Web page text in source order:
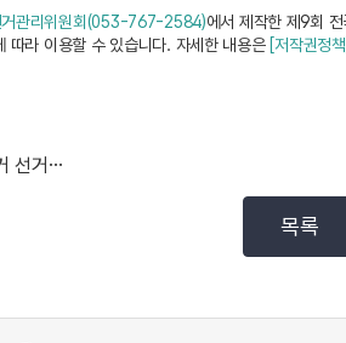
거관리위원회(053-767-2584)에서 제작한 제9회
따라 이용할 수 있습니다. 자세한 내용은 [저작권정
제9회 전국동시지방선거 선거비용실사 보조요원 서류전형 ...
목록